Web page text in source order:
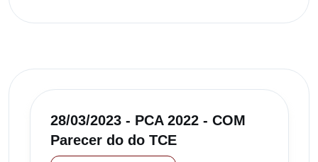
28/03/2023 - PCA 2022 - COM
Parecer do do TCE